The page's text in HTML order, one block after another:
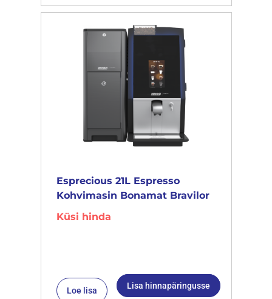
Esprecious 21L Espresso
Kohvimasin Bonamat Bravilor
Küsi hinda
Loe lisa Lisa hinnapäringusse